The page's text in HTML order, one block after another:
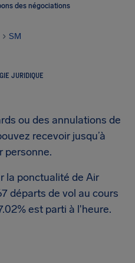
des négociations
SM
JURIDIQUE
ou des annulations de
recevoir jusqu’à
personne.
la ponctualité de Air
départs de vol au cours
est parti à l'heure.